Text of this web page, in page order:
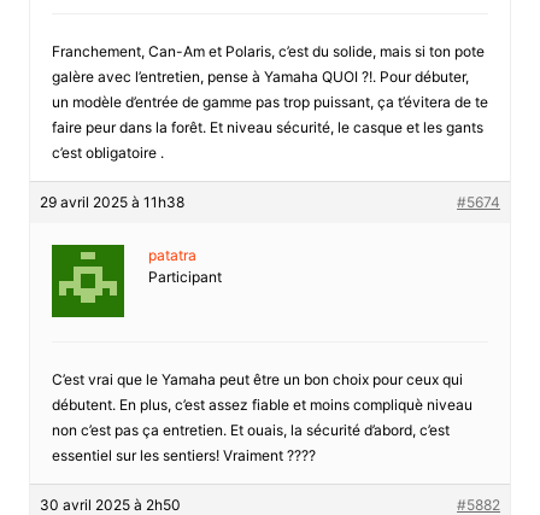
Franchement, Can-Am et Polaris, c’est du solide, mais si ton pote
galère avec l’entretien, pense à Yamaha QUOI ?!. Pour débuter,
un modèle d’entrée de gamme pas trop puissant, ça t’évitera de te
faire peur dans la forêt. Et niveau sécurité, le casque et les gants
c’est obligatoire .
29 avril 2025 à 11h38 #5674
patatra
Participant
C’est vrai que le Yamaha peut être un bon choix pour ceux qui
débutent. En plus, c’est assez fiable et moins compliquè niveau
non c’est pas ça entretien. Et ouais, la sécurité d’abord, c’est
essentiel sur les sentiers! Vraiment ????
30 avril 2025 à 2h50 #5882